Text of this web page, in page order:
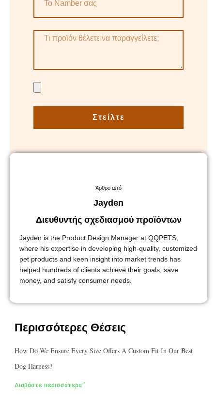
Στείλτε
Άρθρο από
Jayden
Διευθυντής σχεδιασμού προϊόντων
Jayden is the Product Design Manager at QQPETS,
where his expertise in developing high-quality, customized
pet products and keen insight into market trends has
helped hundreds of clients achieve their goals, save
money, and satisfy consumer needs.
Περισσότερες Θέσεις
How Do We Ensure Every Size Offers A Custom Fit In Our Best
Dog Harness?
Διαβάστε περισσότερα "